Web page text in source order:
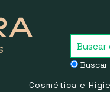
Buscar
Cosmética e